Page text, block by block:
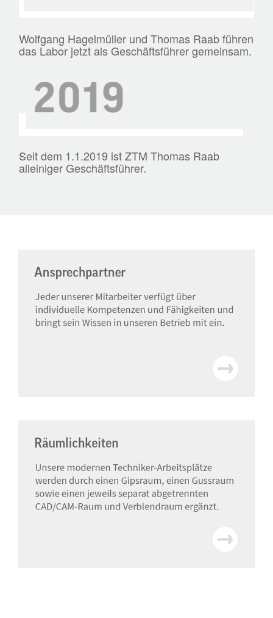
Wolfgang Hagelmüller und Thomas Raab führen
das Labor jetzt als Geschäftsführer gemeinsam.
Seit dem 1.1.2019 ist ZTM Thomas Raab
alleiniger Geschäftsführer.